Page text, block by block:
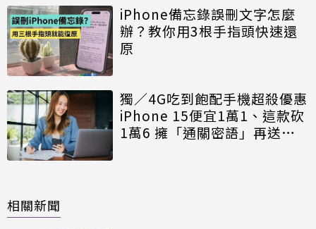
iPhone備忘錄誤刪文字怎麼
辦？教你用3根手指頭快速還
原
獨／4G吃到飽配手機超殺優惠
iPhone 15便宜1萬1、這款砍
1萬6 擁「通關密語」再送小
相關新聞